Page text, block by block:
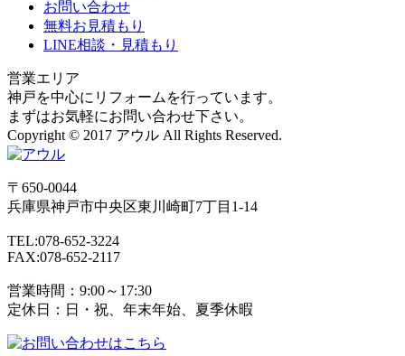
お問い合わせ
無料お見積もり
LINE相談・見積もり
営業エリア
神戸を中心にリフォームを行っています。
まずはお気軽にお問い合わせ下さい。
Copyright © 2017 アウル All Rights Reserved.
〒650-0044
兵庫県神戸市中央区東川崎町7丁目1-14
TEL:078-652-3224
FAX:078-652-2117
営業時間：9:00～17:30
定休日：日・祝、年末年始、夏季休暇